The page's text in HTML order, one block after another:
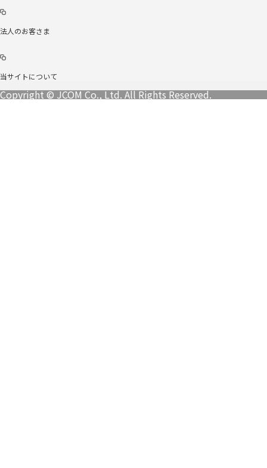
法人のお客さま
当サイトについて
Copyright © JCOM Co., Ltd. All Rights Reserved.